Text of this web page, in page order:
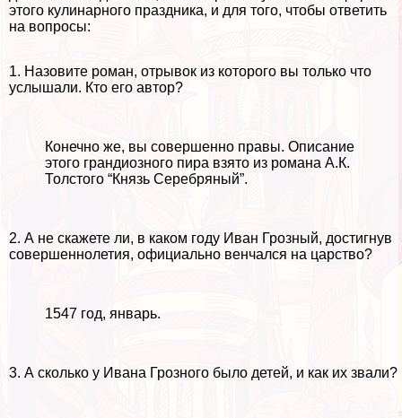
этого кулинарного праздника, и для того, чтобы ответить
на вопросы:
1. Назовите роман, отрывок из которого вы только что
услышали. Кто его автор?
Конечно же, вы совершенно правы. Описание
этого грандиозного пира взято из романа А.К.
Толстого “Князь Серебряный”.
2. А не скажете ли, в каком году Иван Грозный, достигнув
совершеннолетия, официально венчался на царство?
1547 год, январь.
3. А сколько у Ивана Грозного было детей, и как их звали?